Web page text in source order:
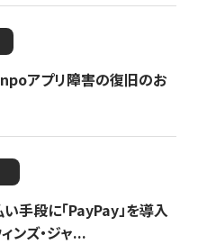
アプリ障害の復旧のお
手段に「PayPay」を導入
ンズ・ジャ...